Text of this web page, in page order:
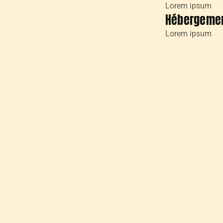
Lorem ipsum
Lorem ipsum